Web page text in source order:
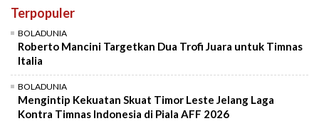
Terpopuler
BOLADUNIA
Roberto Mancini Targetkan Dua Trofi Juara untuk Timnas
Italia
BOLADUNIA
Mengintip Kekuatan Skuat Timor Leste Jelang Laga
Kontra Timnas Indonesia di Piala AFF 2026